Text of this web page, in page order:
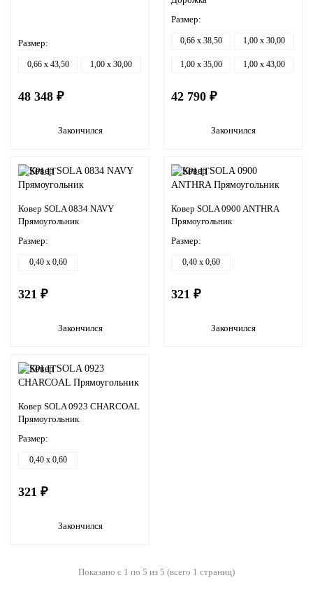
Размер:
0,66 x 43,50 1,00 x 30,00
48 348 ₽
Закончился
Размер:
0,66 x 38,50 1,00 x 30,00
1,00 x 35,00 1,00 x 43,00
42 790 ₽
Закончился
Ковер SOLA 0834 NAVY
Прямоугольник
Размер:
0,40 x 0,60
321 ₽
Закончился
Ковер SOLA 0900 ANTHRA
Прямоугольник
Размер:
0,40 x 0,60
321 ₽
Закончился
Ковер SOLA 0923 CHARCOAL
Прямоугольник
Размер:
0,40 x 0,60
321 ₽
Закончился
Показано с 1 по 5 из 5 (всего 1 страниц)